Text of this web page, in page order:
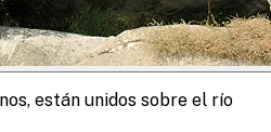
están unidos sobre el río